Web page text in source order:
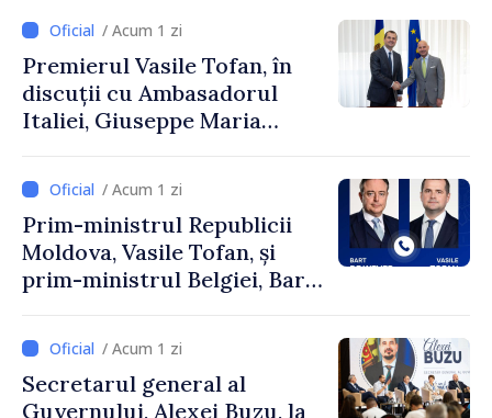
Uygar Mustafa Sertel
/ Acum 1 zi
Premierul Vasile Tofan, în
discuții cu Ambasadorul
Italiei, Giuseppe Maria
/ Acum 1 zi
Prim-ministrul Republicii
Moldova, Vasile Tofan, și
prim-ministrul Belgiei, Bart
despre parcursul european
al Republicii Moldova.
/ Acum 1 zi
Secretarul general al
Guvernului, Alexei Buzu, la